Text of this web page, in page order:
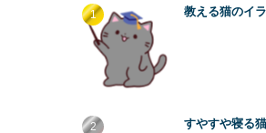
教える猫のイ
すやすや寝る